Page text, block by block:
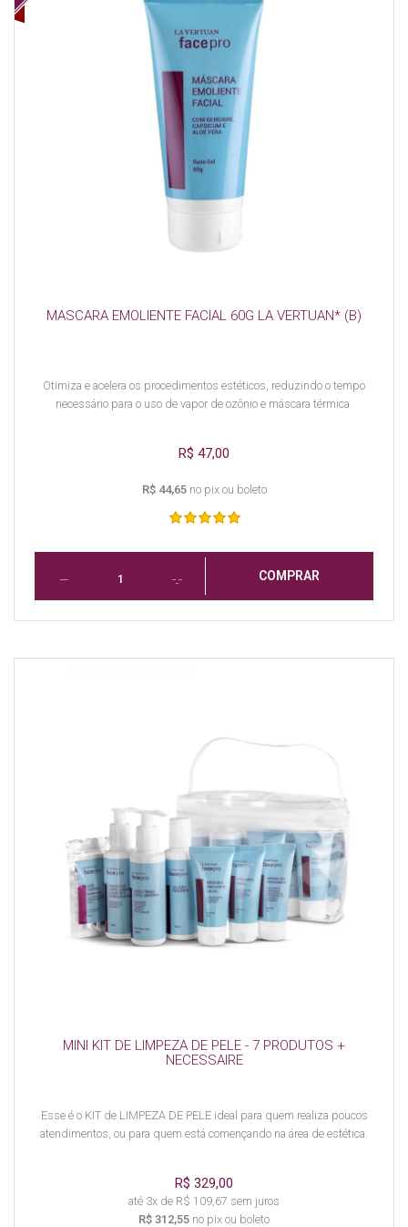
MASCARA EMOLIENTE FACIAL 60G LA VERTUAN* (B)
Otimiza e acelera os procedimentos estéticos, reduzindo o tempo
necessário para o uso de vapor de ozônio e máscara térmica.
R$ 47,00
R$ 44,65no pix ou boleto
COMPRAR
MINI KIT DE LIMPEZA DE PELE - 7 PRODUTOS +
NECESSAIRE
Esse é o KIT de LIMPEZA DE PELE ideal para quem realiza poucos
atendimentos, ou para quem está començando na área de estética.
R$ 329,00
até 3x de R$ 109,67 sem juros
R$ 312,55 no pix ou boleto